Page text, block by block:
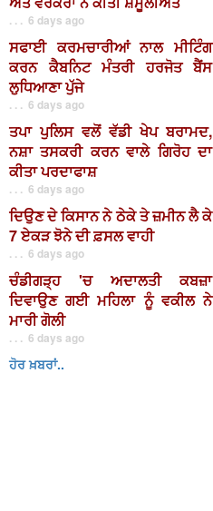
. . . 6 days ago
ਸਫਾਈ ਕਰਮਚਾਰੀਆਂ ਨਾਲ ਮੀਟਿੰਗ
ਕਰਨ ਕੈਬਨਿਟ ਮੰਤਰੀ ਹਰਜੋਤ ਬੈਂਸ
ਲੁਧਿਆਣਾ ਪੁੱਜੇ
. . . 6 days ago
ਤਪਾ ਪੁਲਿਸ ਵਲੋਂ ਵੱਡੀ ਖੇਪ ਬਰਾਮਦ,
ਨਸ਼ਾ ਤਸਕਰੀ ਕਰਨ ਵਾਲੇ ਗਿਰੋਹ ਦਾ
ਕੀਤਾ ਪਰਦਾਫਾਸ਼
. . . 6 days ago
ਦਿਉਣ ਦੇ ਕਿਸਾਨ ਨੇ ਠੇਕੇ ਤੇ ਜ਼ਮੀਨ ਲੈ ਕੇ
7 ਏਕੜ ਝੋਨੇ ਦੀ ਫ਼ਸਲ ਵਾਹੀ
. . . 6 days ago
ਚੰਡੀਗੜ੍ਹ 'ਚ ਅਦਾਲਤੀ ਕਬਜ਼ਾ
ਦਿਵਾਉਣ ਗਈ ਮਹਿਲਾ ਨੂੰ ਵਕੀਲ ਨੇ
ਮਾਰੀ ਗੋਲੀ
. . . 6 days ago
ਹੋਰ ਖ਼ਬਰਾਂ..